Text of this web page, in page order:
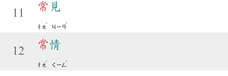
11
常 見
ㄔㄤ
ˊ
ㄐㄧㄢ
ˋ
12
常情
ㄔㄤ
ˊ
ㄑㄧㄥ
ˊ